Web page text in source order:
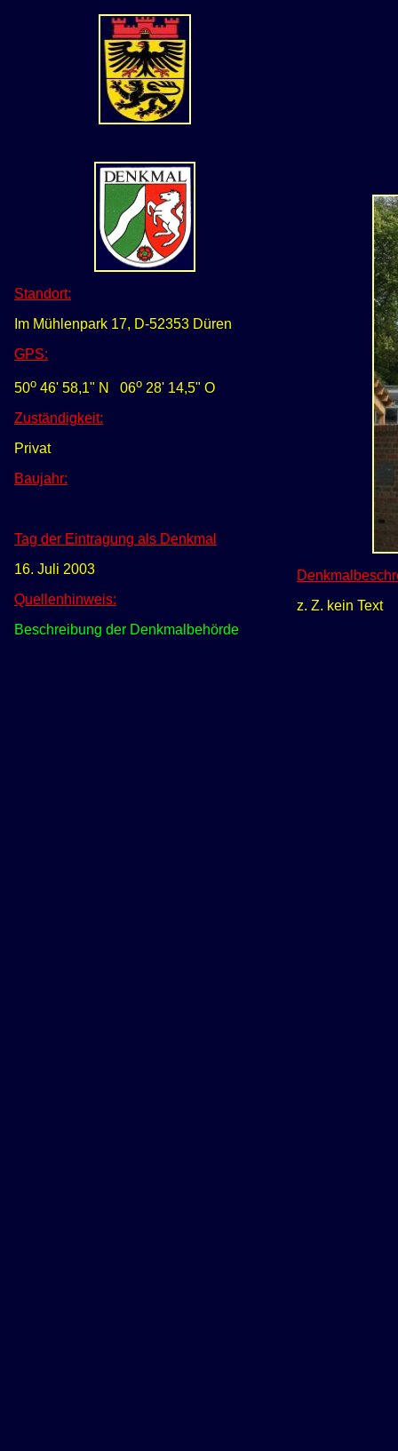
Standort:
Im Mühlenpark 17, D-52353 Düren
GPS:
50o 46' 58,1" N 06o 28' 14,5" O
Zuständigkeit:
Privat
Baujahr:
Tag der Eintragung als Denkmal
16. Juli 2003
Quellenhinweis:
Beschreibung der Denkmalbehörde
z. Z. kein Text